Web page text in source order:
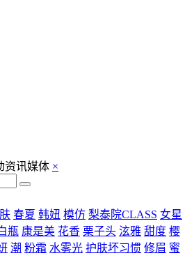
×
春夏 韩妞 模仿 梨泰院CLASS 女星
瓶 康是美 花香 栗子头 泫雅 甜度 樱
潮 粉霜 水雾光 护肤坏习惯 修眉 蜜